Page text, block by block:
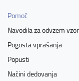
Pomoč
Navodila za odvzem
Pogosta vprašanja
Popusti
Načini dedovanja